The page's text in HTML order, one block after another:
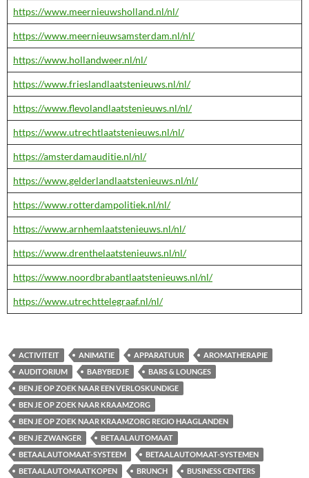
https://www.meernieuwsholland.nl/nl/
https://www.meernieuwsamsterdam.nl/nl/
https://www.hollandweer.nl/nl/
https://www.frieslandlaatstenieuws.nl/nl/
https://www.flevolandlaatstenieuws.nl/nl/
https://www.utrechtlaatstenieuws.nl/nl/
https://amsterdamauditie.nl/nl/
https://www.gelderlandlaatstenieuws.nl/nl/
https://www.rotterdampolitiek.nl/nl/
https://www.arnhemlaatstenieuws.nl/nl/
https://www.drenthelaatstenieuws.nl/nl/
https://www.noordbrabantlaatstenieuws.nl/nl/
https://www.utrechttelegraaf.nl/nl/
ACTIVITEIT ANIMATIE APPARATUUR
AROMATHERAPIE
AUDITORIUM
BABYBEDJE
BARS & LOUNGES
BEN JE OP ZOEK NAAR EEN VERLOSKUNDIGE
BEN JE OP ZOEK NAAR KRAAMZORG
BEN JE OP ZOEK NAAR KRAAMZORG REGIO HAAGLANDEN
BEN JE ZWANGER
BETAALAUTOMAAT
BETAALAUTOMAAT-SYSTEEM
BETAALAUTOMAAT-SYSTEMEN
BETAALAUTOMAATKOPEN
BRUNCH BUSINESS CENTERS